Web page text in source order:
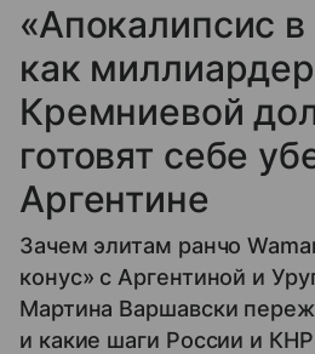
«Апокалипсис в
как
Кремниевой
готовят себе
Аргентине
Зачем элитам ранчо
конус» с Аргентиной и
Мартина Варшавски
и какие шаги России и КНР